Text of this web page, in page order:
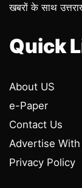
खबरों के साथ
Quick
About US
e-Paper
Contact Us
Advertise With
Privacy Policy